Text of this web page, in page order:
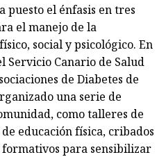
puesto el énfasis en tres
el manejo de la
social y psicológico. En
Servicio Canario de Salud
de Diabetes de
una serie de
como talleres de
educación física, cribados
para sensibilizar